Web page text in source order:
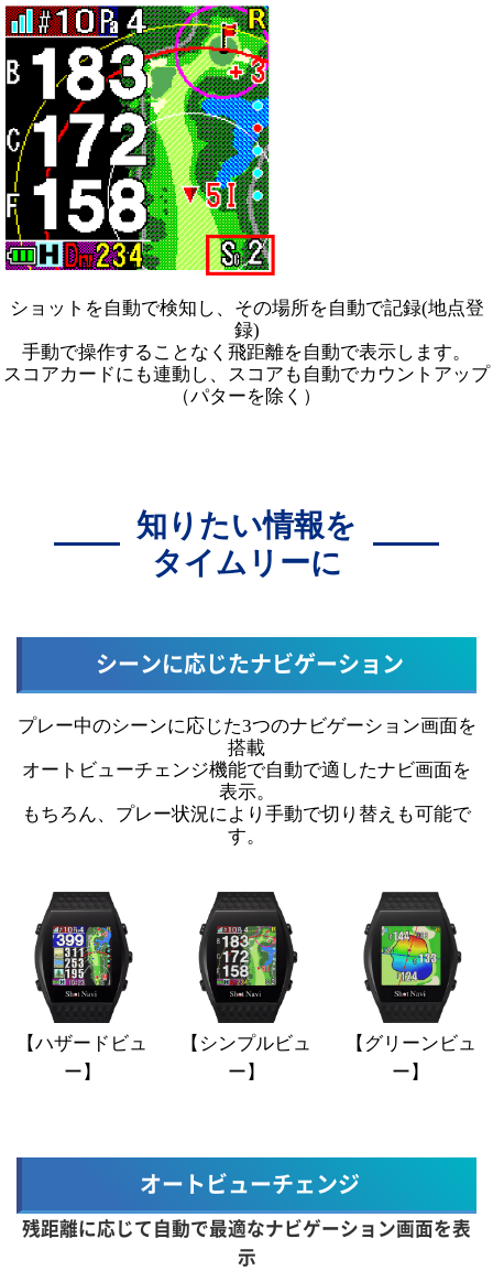
ショットを自動で検知し、その場所を自動で記録(地点登
録)
手動で操作することなく飛距離を自動で表示します。
スコアカードにも連動し、スコアも自動でカウントアップ
（パターを除く）
知りたい情報を
タイムリーに
シーンに応じたナビゲーション
プレー中のシーンに応じた3つのナビゲーション画面を
搭載
オートビューチェンジ機能で自動で適したナビ画面を
表示。
もちろん、プレー状況により手動で切り替えも可能で
す。
【ハザードビュ
ー】
【シンプルビュ
ー】
【グリーンビュ
ー】
オートビューチェンジ
残距離に応じて自動で最適なナビゲーション画面を表
示